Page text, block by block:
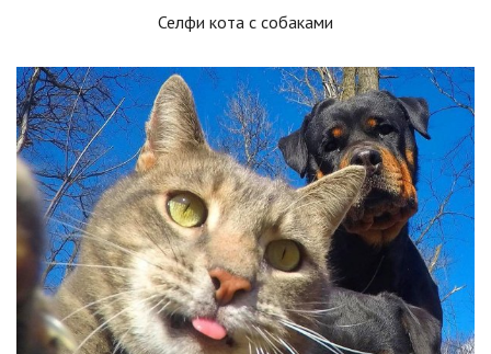
Селфи кота с собаками